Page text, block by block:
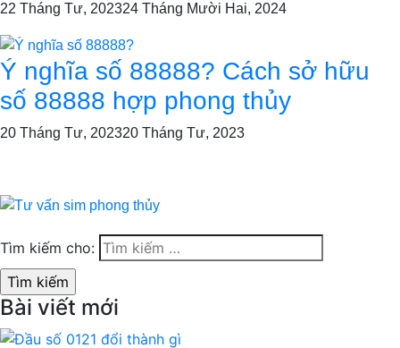
22 Tháng Tư, 202324 Tháng Mười Hai, 2024
Ý nghĩa số 88888? Cách sở hữu
số 88888 hợp phong thủy
20 Tháng Tư, 202320 Tháng Tư, 2023
Tìm kiếm cho:
Bài viết mới